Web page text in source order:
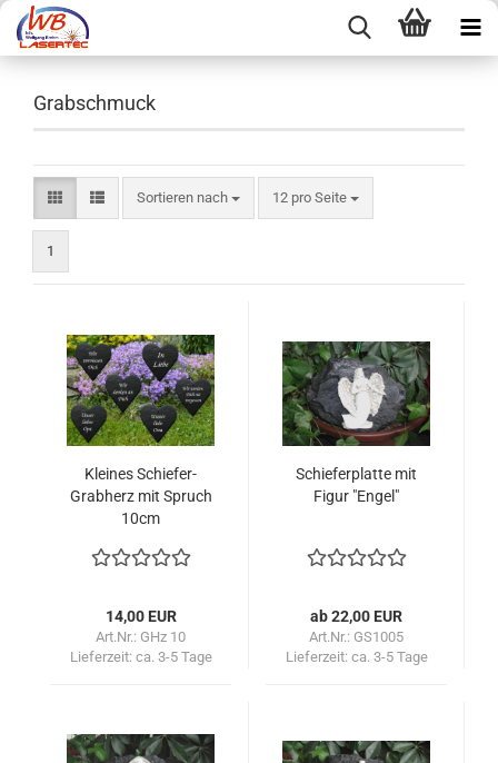
Grabschmuck
Sortieren nach
Sortieren nach 12 pro Seite
pro Seite
1
Kleines Schiefer-
Grabherz mit Spruch
10cm
14,00 EUR
Art.Nr.: GHz 10
Lieferzeit: ca. 3-5 Tage
Schieferplatte mit
Figur "Engel"
ab 22,00 EUR
Art.Nr.: GS1005
Lieferzeit: ca. 3-5 Tage